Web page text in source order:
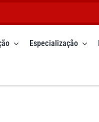
Especialização